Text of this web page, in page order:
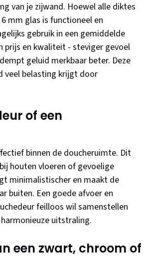
van je zijwand. Hoewel alle diktes
mm glas is functioneel en
gebruik in een gemiddelde
prijs en kwaliteit - steviger gevoel
geluid merkbaar beter. Deze
veel belasting krijgt door
of een
binnen de doucheruimte. Dit
houten vloeren of gevoelige
minimalistischer en maakt de
buiten. Een goede afvoer en
feilloos wil samenstellen
uitstraling.
een zwart, chroom of